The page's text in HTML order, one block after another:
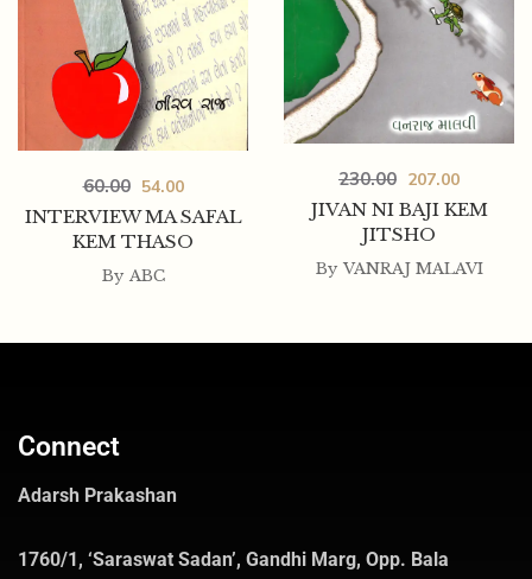
INTERVIEW MA SAFAL
KEM THASO
60.00 54.00
By ABC
JIVAN NI BAJI KEM
JITSHO
230.00 207.00
By VANRAJ MALAVI
Connect
Adarsh Prakashan
1760/1, ‘Saraswat Sadan’, Gandhi Marg, Opp. Bala